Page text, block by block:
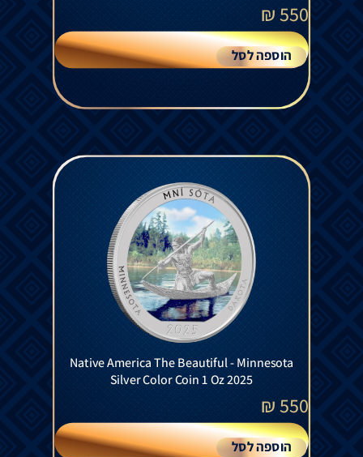
550
₪
הוספה לסל
Native America The Beautiful - Minnesota
Silver Color Coin 1 Oz 2025
550
₪
הוספה לסל